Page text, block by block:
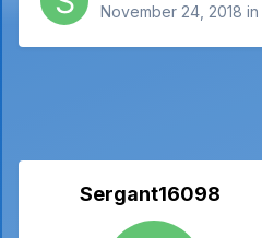
November 24, 2018 in
Sergant16098